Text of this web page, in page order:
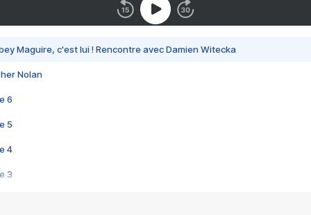
Maguire, c'est lui ! Rencontre avec Damien Witecka
Nolan
6
5
4
3